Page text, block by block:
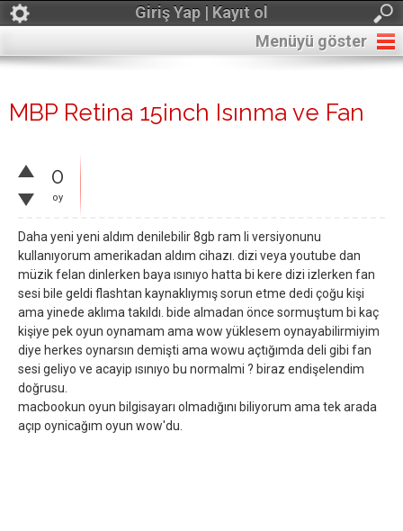
Giriş Yap | Kayıt ol
Menüyü göster
MBP Retina 15inch Isınma ve Fan
0
oy
Daha yeni yeni aldım denilebilir 8gb ram li versiyonunu
kullanıyorum amerikadan aldım cihazı. dizi veya youtube dan
müzik felan dinlerken baya ısınıyo hatta bi kere dizi izlerken fan
sesi bile geldi flashtan kaynaklıymış sorun etme dedi çoğu kişi
ama yinede aklıma takıldı. bide almadan önce sormuştum bi kaç
kişiye pek oyun oynamam ama wow yüklesem oynayabilirmiyim
diye herkes oynarsın demişti ama wowu açtığımda deli gibi fan
sesi geliyo ve acayip ısınıyo bu normalmi ? biraz endişelendim
doğrusu.
macbookun oyun bilgisayarı olmadığını biliyorum ama tek arada
açıp oynicağım oyun wow'du.